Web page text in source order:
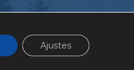
Ajustes